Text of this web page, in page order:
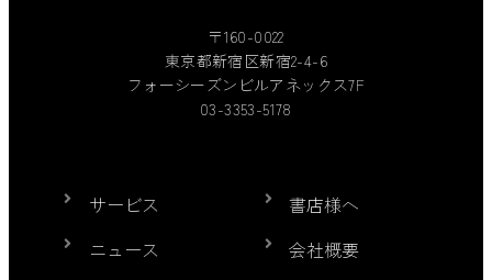
〒160-0022
東京都新宿区新宿2-4-6
フォーシーズンビルアネックス7F
03-3353-5178
サービス
ニュース
書店様へ
会社概要